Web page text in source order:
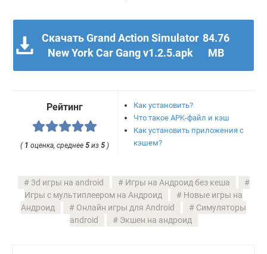
Скачать Grand Action Simulator
New York Car Gang v1.2.5.apk
84.76
MB
Рейтинг
( 1 оценка, среднее5 из5 )
Как установить?
Что такое APK-файл и кэш
Как установить приложения с
кэшем?
3d игры на android
Игры на Андроид без кеша
Игры с мультиплеером на Андроид
Новые игры на
Андроид
Онлайн игры для Android
Симуляторы
android
Экшен на андроид